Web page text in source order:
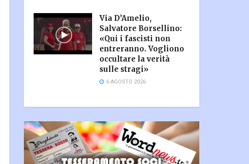
Via D’Amelio,
Salvatore Borsellino:
«Qui i fascisti non
entreranno. Vogliono
occultare la verità
sulle stragi»
6 AGOSTO 2026